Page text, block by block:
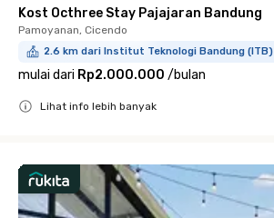
Kost Octhree Stay Pajajaran Bandung
Pamoyanan, Cicendo
2.6 km dari Institut Teknologi Bandung (ITB)
mulai dari Rp2.000.000 /bulan
Lihat info lebih banyak